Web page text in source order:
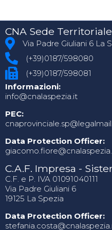
CNA Sede
Via Padre Giuliani 6 La
(+39)0187/598080
(+39)0187/598081
Informazioni:
info@cnalaspezia.it
PEC:
Data Protection Officer:
C.A.F. Impresa -
C.F. e P. IVA 01091040111
Via Padre Giuliani 6
19125 La Spezia
Data Protection Officer: